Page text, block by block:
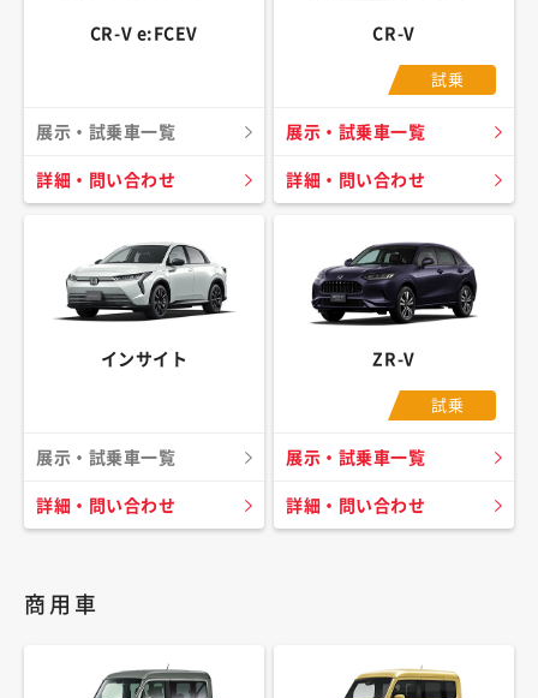
CR-V e:FCEV
展示・試乗車一覧
詳細・問い合わせ
CR-V
試乗
展示・試乗車一覧
詳細・問い合わせ
インサイト
展示・試乗車一覧
詳細・問い合わせ
ZR-V
試乗
展示・試乗車一覧
詳細・問い合わせ
商用車